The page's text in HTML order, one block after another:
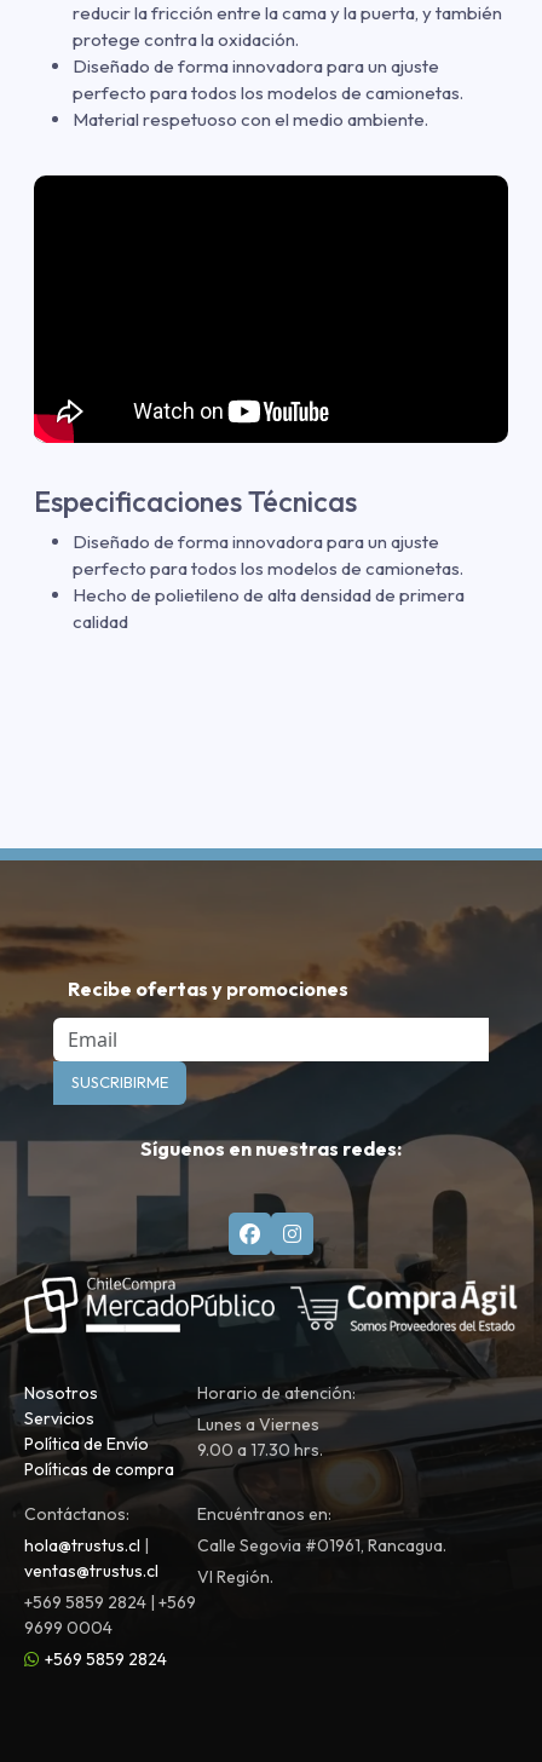
reducir la fricción entre la cama y la puerta, y también
protege contra la oxidación.
Diseñado de forma innovadora para un ajuste
perfecto para todos los modelos de camionetas.
Material respetuoso con el medio ambiente.
Especificaciones Técnicas
Diseñado de forma innovadora para un ajuste
perfecto para todos los modelos de camionetas.
Hecho de polietileno de alta densidad de primera
calidad
Recibe ofertas y promociones
Email
SUSCRIBIRME
Síguenos en nuestras redes:
Nosotros
Servicios
Política de Envío
Políticas de compra
Horario de atención:
Lunes a Viernes
9.00 a 17.30 hrs.
Contáctanos:
hola@trustus.cl |
ventas@trustus.cl
+569 5859 2824 | +569
9699 0004
+569 5859 2824
Encuéntranos en:
Calle Segovia #01961, Rancagua.
VI Región.